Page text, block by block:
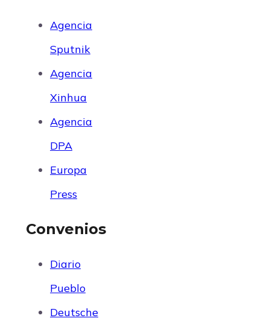
Agencia
Sputnik
Agencia
Xinhua
Agencia
DPA
Europa
Press
Convenios
Diario
Pueblo
Deutsche